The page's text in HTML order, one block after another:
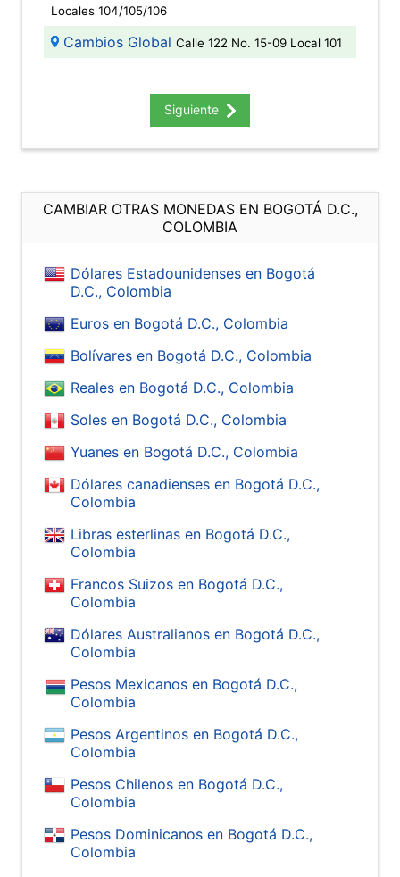
Locales 104/105/106
Cambios Global Calle 122 No. 15-09 Local 101
Siguiente
CAMBIAR OTRAS MONEDAS EN BOGOTÁ D.C.,
COLOMBIA
Dólares Estadounidenses en Bogotá
D.C., Colombia
Euros en Bogotá D.C., Colombia
Bolívares en Bogotá D.C., Colombia
Reales en Bogotá D.C., Colombia
Soles en Bogotá D.C., Colombia
Yuanes en Bogotá D.C., Colombia
Dólares canadienses en Bogotá D.C.,
Colombia
Libras esterlinas en Bogotá D.C.,
Colombia
Francos Suizos en Bogotá D.C.,
Colombia
Dólares Australianos en Bogotá D.C.,
Colombia
Pesos Mexicanos en Bogotá D.C.,
Colombia
Pesos Argentinos en Bogotá D.C.,
Colombia
Pesos Chilenos en Bogotá D.C.,
Colombia
Pesos Dominicanos en Bogotá D.C.,
Colombia